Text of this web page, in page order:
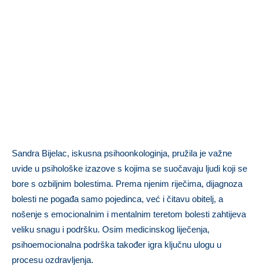
Sandra Bijelac, iskusna psihoonkologinja, pružila je važne
uvide u psihološke izazove s kojima se suočavaju ljudi koji se
bore s ozbiljnim bolestima. Prema njenim riječima, dijagnoza
bolesti ne pogađa samo pojedinca, već i čitavu obitelj, a
nošenje s emocionalnim i mentalnim teretom bolesti zahtijeva
veliku snagu i podršku. Osim medicinskog liječenja,
psihoemocionalna podrška također igra ključnu ulogu u
procesu ozdravljenja.